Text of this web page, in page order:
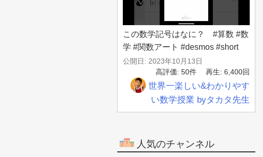
この数学記号はなに？ #算数 #数
学 #関数アート #desmos #short
公開日: 2023年10月13日
再生: 6,400回
高評価: 50件
世界一楽しい&わかりやす
い数学授業 byタカタ先生
人気のチャンネル